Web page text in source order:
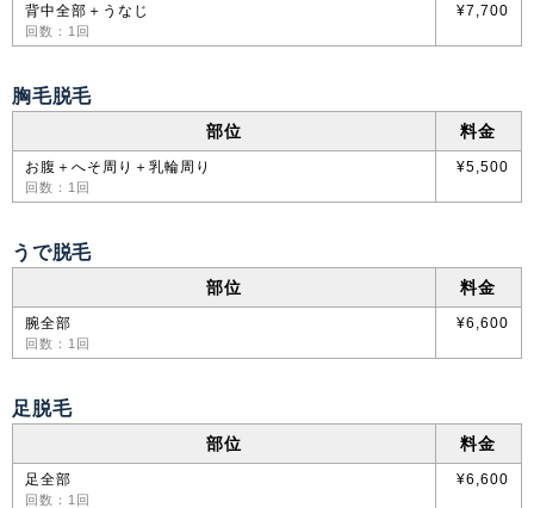
背中全部＋うなじ
回数：1回
¥7,700
胸毛脱毛
部位 料金
お腹＋へそ周り＋乳輪周り
回数：1回
¥5,500
うで脱毛
部位 料金
腕全部
回数：1回
¥6,600
足脱毛
部位 料金
足全部
回数：1回
¥6,600